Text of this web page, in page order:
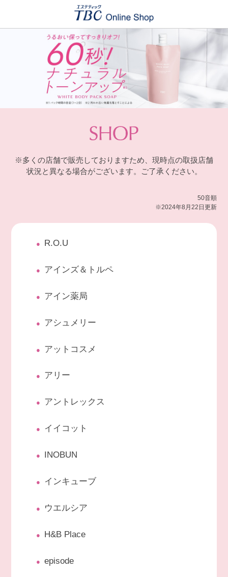
※多くの店舗で販売しておりますため、現時点の取扱店舗
状況と異なる場合がございます。ご了承ください。
50音順
※2024年8月22日更新
R.O.U
アインズ＆トルペ
アイン薬局
アシュメリー
アットコスメ
アリー
アントレックス
イイコット
INOBUN
インキューブ
ウエルシア
H&B Place
episode